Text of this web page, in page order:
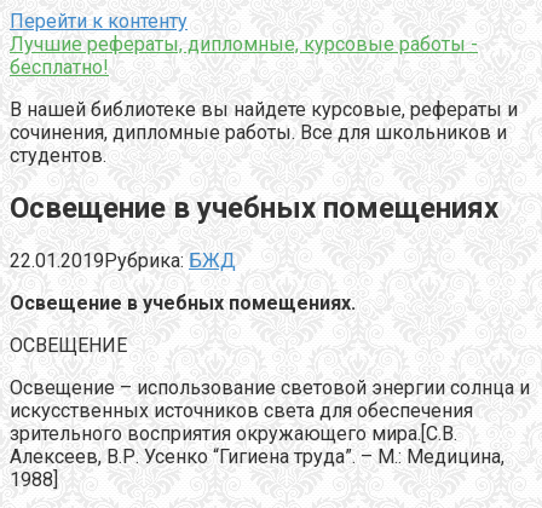
Перейти к контенту
Лучшие рефераты, дипломные, курсовые работы -
бесплатно!
В нашей библиотеке вы найдете курсовые, рефераты и
сочинения, дипломные работы. Все для школьников и
студентов.
Освещение в учебных помещениях
22.01.2019Рубрика: БЖД
Освещение в учебных помещениях.
ОСВЕЩЕНИЕ
Освещение – использование световой энергии солнца и
искусственных источников света для обеспечения
зрительного восприятия окружающего мира.[С.В.
Алексеев, В.Р. Усенко “Гигиена труда”. – М.: Медицина,
1988]